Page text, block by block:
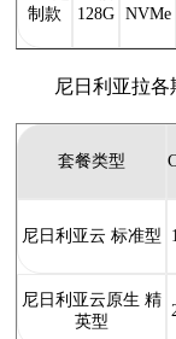
制款
128G NVMe
尼日利亚拉
套餐类型
尼日利亚云 标准型
尼日利亚云原生 精
英型